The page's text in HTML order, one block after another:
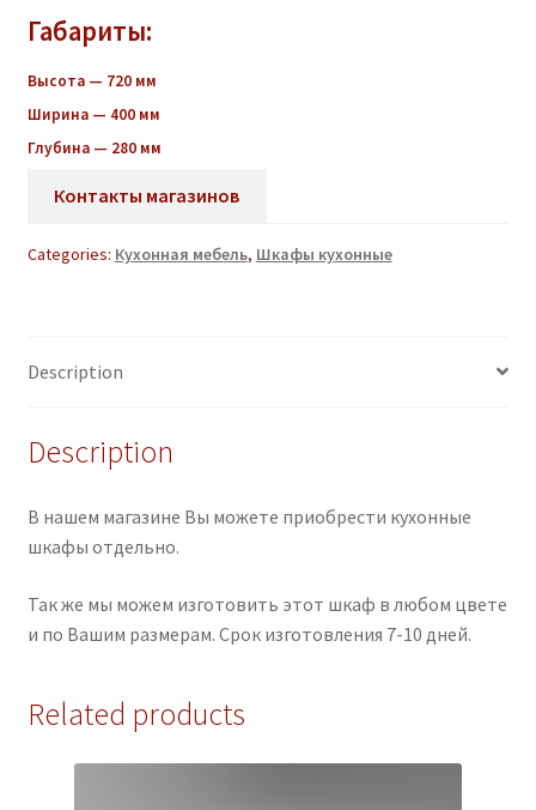
Габариты:
Высота — 720 мм
Ширина — 400 мм
Глубина — 280 мм
Контакты магазинов
Categories: Кухонная мебель, Шкафы кухонные
Description
Description
В нашем магазине Вы можете приобрести кухонные
шкафы отдельно.
Так же мы можем изготовить этот шкаф в любом цвете
и по Вашим размерам. Срок изготовления 7-10 дней.
Related products